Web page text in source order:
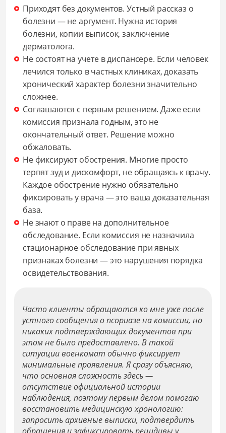
Приходят без документов. Устный рассказ о
болезни — не аргумент. Нужна история
болезни, копии выписок, заключение
дерматолога.
Не состоят на учете в диспансере. Если человек
лечился только в частных клиниках, доказать
хронический характер болезни значительно
сложнее.
Соглашаются с первым решением. Даже если
комиссия признала годным, это не
окончательный ответ. Решение можно
обжаловать.
Не фиксируют обострения. Многие просто
терпят зуд и дискомфорт, не обращаясь к врачу.
Каждое обострение нужно обязательно
фиксировать у врача — это ваша доказательная
база.
Не знают о праве на дополнительное
обследование. Если комиссия не назначила
стационарное обследование при явных
признаках болезни — это нарушения порядка
освидетельствования.
Часто клиенты обращаются ко мне уже после
устного сообщения о псориазе на комиссии, но
никаких подтверждающих документов при
этом не было предоставлено. В такой
ситуации военкомат обычно фиксирует
минимальные проявления. Я сразу объясняю,
что основная сложность здесь —
отсутствие официальной истории
наблюдения, поэтому первым делом помогаю
восстановить медицинскую хронологию:
запросить архивные выписки, подтвердить